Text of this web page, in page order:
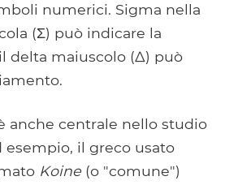
numerici. Sigma nella
(Σ) può indicare la
delta maiuscolo (Δ) può
anche centrale nello studio
esempio, il greco usato
Koine (o "comune")